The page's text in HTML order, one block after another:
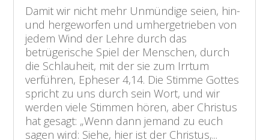
Damit wir nicht mehr Unmündige seien, hin-
und hergeworfen und umhergetrieben von
jedem Wind der Lehre durch das
betrügerische Spiel der Menschen, durch
die Schlauheit, mit der sie zum Irrtum
verführen, Epheser 4,14. Die Stimme Gottes
spricht zu uns durch sein Wort, und wir
werden viele Stimmen hören, aber Christus
hat gesagt: „Wenn dann jemand zu euch
sagen wird: Siehe, hier ist der Christus,...